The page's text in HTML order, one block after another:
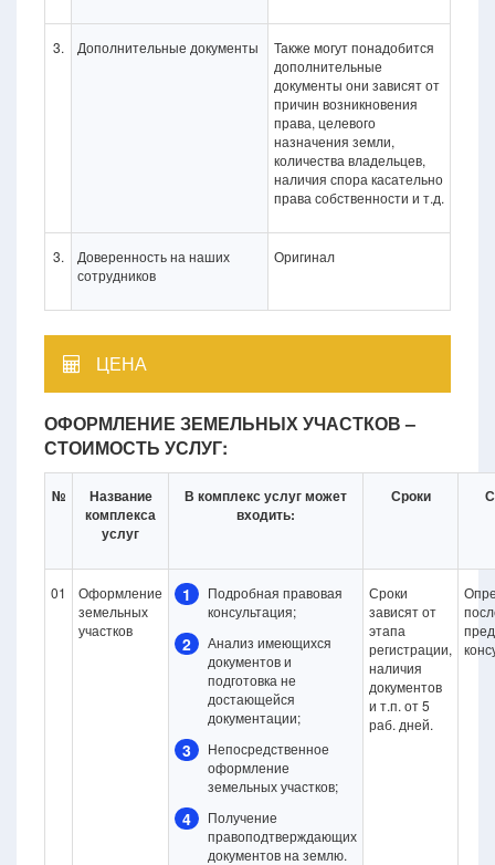
3. Дополнительные документы
Также могут понадобится
дополнительные
документы они зависят от
причин возникновения
права, целевого
назначения земли,
количества владельцев,
наличия спора касательно
права собственности и т.д.
3.
Доверенность на наших
сотрудников
Оригинал
ЦЕНА
ОФОРМЛЕНИЕ ЗЕМЕЛЬНЫХ УЧАСТКОВ –
СТОИМОСТЬ УСЛУГ:
№
Название
комплекса
услуг
В комплекс услуг может
входить:
Сроки
01
Оформление
земельных
участков
1
Подробная правовая
консультация;
2
Анализ имеющихся
документов и
подготовка не
достающейся
документации;
3
Непосредственное
оформление
земельных участков;
4
Получение
правоподтверждающих
документов на землю.
Сроки
зависят от
этапа
регистрации,
наличия
документов
и т.п. от 5
раб. дней.